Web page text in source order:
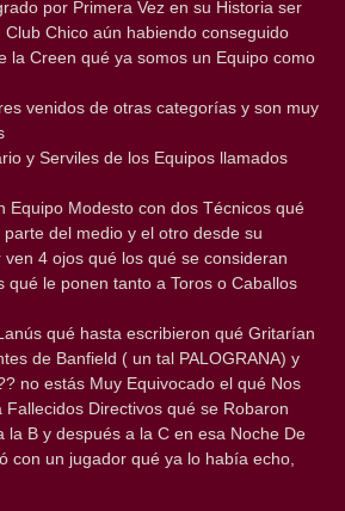
por Primera Vez en su Historia ser
Chico aún habiendo conseguido
la Creen qué ya somos un Equipo como
venidos de otras categorías y son muy
y Serviles de los Equipos llamados
Equipo Modesto con dos Técnicos qué
del medio y el otro desde su
4 ojos qué los qué se consideran
le ponen tanto a Toros o Caballos
qué hasta escribieron qué Gritarían
de Banfield ( un tal PALOGRANA) y
no estás Muy Equivocado el qué Nos
Directivos qué se Robaron
la B y después a la C en esa Noche De
con un jugador qué ya lo había echo,